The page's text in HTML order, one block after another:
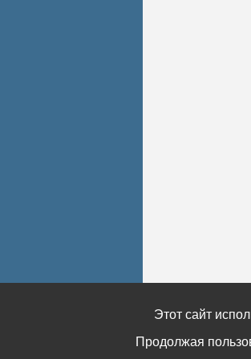
Этот сайт
Продолжая